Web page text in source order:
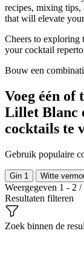
recipes, mixing tips,
that will elevate
Cheers to exploring
your cocktail
Bouw een
Voeg één of
Lillet Blanc
cocktails te
Gebruik populaire
Gin 1 Witte
Weergegeven 1 - 2 /
Resultaten filteren
Zoek binnen de